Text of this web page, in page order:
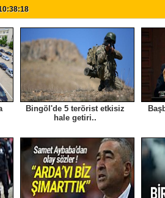
Bingöl'de 5 terörist etkisiz
hale getiri..